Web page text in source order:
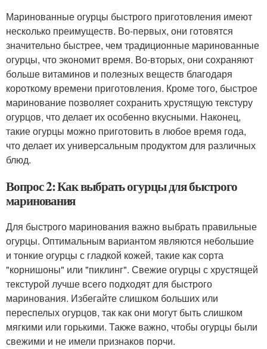
Маринованные огурцы быстрого приготовления имеют
несколько преимуществ. Во-первых, они готовятся
значительно быстрее, чем традиционные маринованные
огурцы, что экономит время. Во-вторых, они сохраняют
больше витаминов и полезных веществ благодаря
короткому времени приготовления. Кроме того, быстрое
маринование позволяет сохранить хрустящую текстуру
огурцов, что делает их особенно вкусными. Наконец,
такие огурцы можно приготовить в любое время года,
что делает их универсальным продуктом для различных
блюд.
Вопрос 2: Как выбрать огурцы для быстрого
маринования
Для быстрого маринования важно выбрать правильные
огурцы. Оптимальным вариантом являются небольшие
и тонкие огурцы с гладкой кожей, такие как сорта
"корнишоны" или "пиклинг". Свежие огурцы с хрустящей
текстурой лучше всего подходят для быстрого
маринования. Избегайте слишком больших или
переспелых огурцов, так как они могут быть слишком
мягкими или горькими. Также важно, чтобы огурцы были
свежими и не имели признаков порчи.